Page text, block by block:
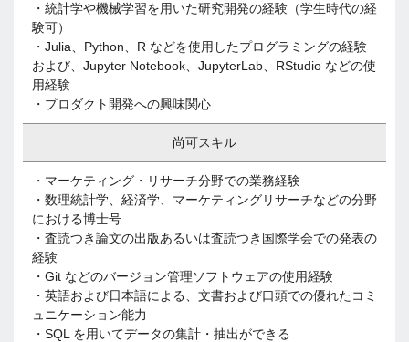
・統計学や機械学習を用いた研究開発の経験（学生時代の経
験可）
・Julia、Python、R などを使用したプログラミングの経験
および、Jupyter Notebook、JupyterLab、RStudio などの使
用経験
・プロダクト開発への興味関心
尚可スキル
・マーケティング・リサーチ分野での業務経験
・数理統計学、経済学、マーケティングリサーチなどの分野
における博士号
・査読つき論文の出版あるいは査読つき国際学会での発表の
経験
・Git などのバージョン管理ソフトウェアの使用経験
・英語および日本語による、文書および口頭での優れたコミ
ュニケーション能力
・SQL を用いてデータの集計・抽出ができる